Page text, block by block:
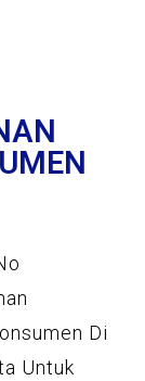
Di
Untuk